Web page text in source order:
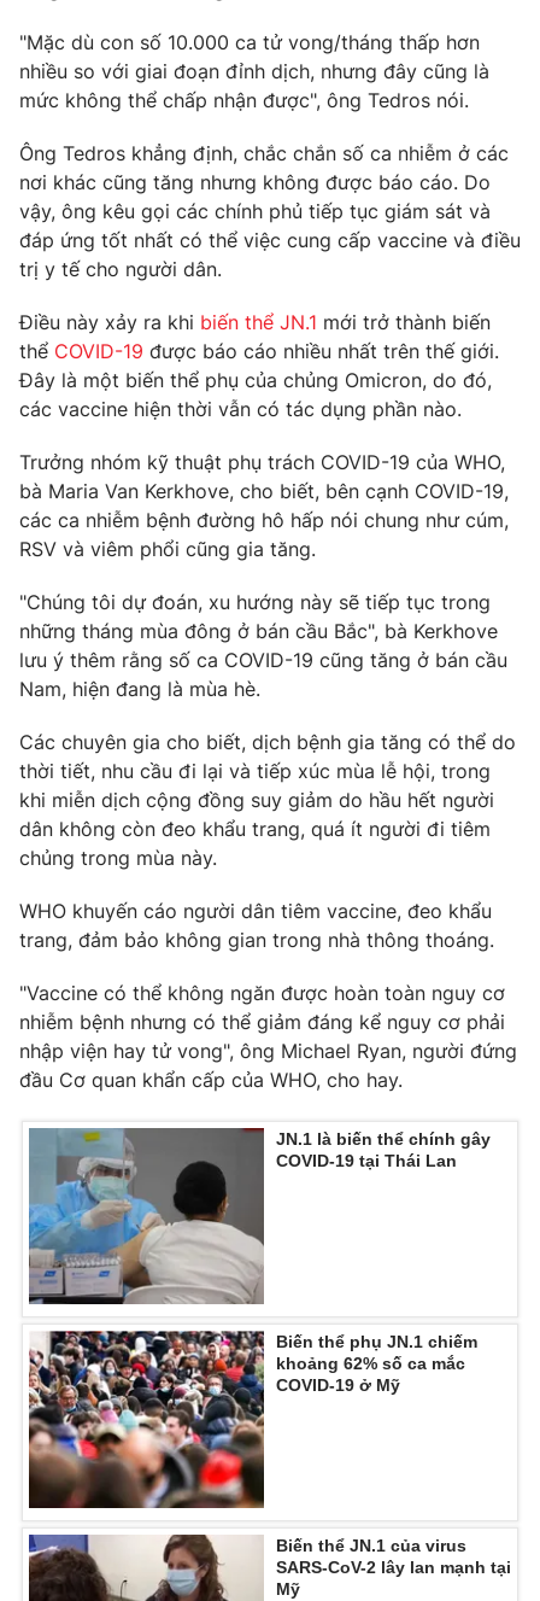
Hậu trường
Nhân vật
Giải sao mai
Giải trí
Điện ảnh
Âm nhạc
Sao
Đời sống
Làm đẹp
Chất lượng cuộc sống
Giáo dục
Tuyển sinh
Học trực tuyến
Công nghệ
Hitech Công nghệ tương lai
Sản phẩm
Thị trường
Tư vấn
Giao lưu trực tuyến
Lịch phát sóng
Emagazine Podcast
Photo Infographic
Video Shorts video
VTV Money
VTV Sức khoẻ Bất động sản
Thị trường 24h Tấm lòng Việt
VTV4 Vươn mình bằng AI
VTV9 VTV8
Liên hệ tòa soạn English
THỜI BÁO VTV
Theo dõi báo trên
Cơ quan chủ quản:Đài Truyền hình Việt Nam
Cơ quan báo chí:Thời báo VTV
Giấy phép hoạt động báo in và báo điện tử số 483/GP-BTTTT
cấp ngày 29/12/2023
Tổng Biên tập:
Vũ Thanh Thủy
Phó Tổng Biên tập:Nguyễn Thị Mỹ Hạnh, Phạm Quốc Thắng,
Nguyễn Trọng Ninh
Tổng đài VTV: 024.38 355 931 - 024.38 355 932
"Mặc dù con số 10.000 ca tử vong/tháng thấp hơn
nhiều so với giai đoạn đỉnh dịch, nhưng đây cũng là
mức không thể chấp nhận được", ông Tedros nói.
Ông Tedros khẳng định, chắc chắn số ca nhiễm ở các
nơi khác cũng tăng nhưng không được báo cáo. Do
vậy, ông kêu gọi các chính phủ tiếp tục giám sát và
đáp ứng tốt nhất có thể việc cung cấp vaccine và điều
trị y tế cho người dân.
Điều này xảy ra khi biến thể JN.1 mới trở thành biến
thể COVID-19 được báo cáo nhiều nhất trên thế giới.
Đây là một biến thể phụ của chủng Omicron, do đó,
các vaccine hiện thời vẫn có tác dụng phần nào.
Trưởng nhóm kỹ thuật phụ trách COVID-19 của WHO,
bà Maria Van Kerkhove, cho biết, bên cạnh COVID-19,
các ca nhiễm bệnh đường hô hấp nói chung như cúm,
RSV và viêm phổi cũng gia tăng.
"Chúng tôi dự đoán, xu hướng này sẽ tiếp tục trong
những tháng mùa đông ở bán cầu Bắc", bà Kerkhove
lưu ý thêm rằng số ca COVID-19 cũng tăng ở bán cầu
Nam, hiện đang là mùa hè.
Các chuyên gia cho biết, dịch bệnh gia tăng có thể do
thời tiết, nhu cầu đi lại và tiếp xúc mùa lễ hội, trong
khi miễn dịch cộng đồng suy giảm do hầu hết người
dân không còn đeo khẩu trang, quá ít người đi tiêm
chủng trong mùa này.
WHO khuyến cáo người dân tiêm vaccine, đeo khẩu
trang, đảm bảo không gian trong nhà thông thoáng.
"Vaccine có thể không ngăn được hoàn toàn nguy cơ
nhiễm bệnh nhưng có thể giảm đáng kể nguy cơ phải
nhập viện hay tử vong", ông Michael Ryan, người đứng
đầu Cơ quan khẩn cấp của WHO, cho hay.
JN.1 là biến thể chính gây
COVID-19 tại Thái Lan
Biến thể phụ JN.1 chiếm
khoảng 62% số ca mắc
COVID-19 ở Mỹ
Biến thể JN.1 của virus
SARS-CoV-2 lây lan mạnh tại
Mỹ